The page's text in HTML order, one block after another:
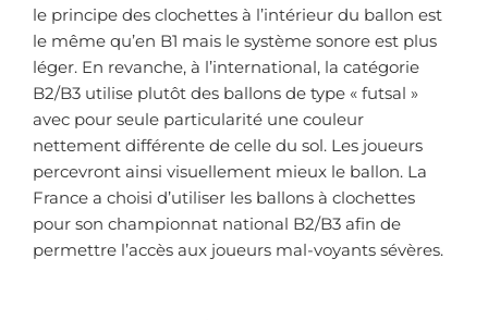
le principe des clochettes à l’intérieur du ballon est
le même qu’en B1 mais le système sonore est plus
léger. En revanche, à l’international, la catégorie
B2/B3 utilise plutôt des ballons de type « futsal »
avec pour seule particularité une couleur
nettement différente de celle du sol. Les joueurs
percevront ainsi visuellement mieux le ballon. La
France a choisi d’utiliser les ballons à clochettes
pour son championnat national B2/B3 afin de
permettre l’accès aux joueurs mal-voyants sévères.